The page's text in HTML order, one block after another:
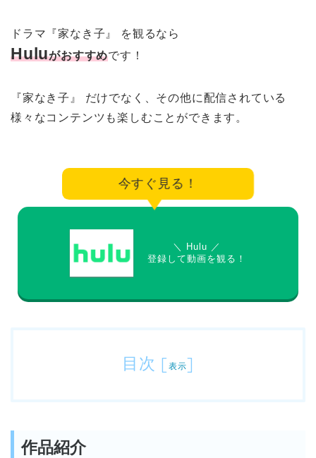
ドラマ『家なき子』 を観るなら
Huluがおすすめです！
『家なき子』 だけでなく、その他に配信されている
様々なコンテンツも楽しむことができます。
今すぐ見る！
＼ Hulu ／
登録して動画を観る！
目次 [ 表示]
作品紹介